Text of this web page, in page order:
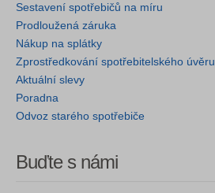
Sestavení spotřebičů na míru
Prodloužená záruka
Nákup na splátky
Zprostředkování spotřebitelského úvěru
Aktuální slevy
Poradna
Odvoz starého spotřebiče
Buďte s námi